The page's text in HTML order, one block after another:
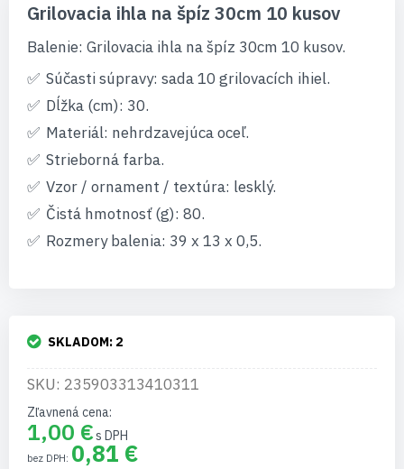
začiatok
galérie
obrázkov
Grilovacia ihla na špíz 30cm 10 kusov
Balenie: Grilovacia ihla na špíz 30cm 10 kusov.
Súčasti súpravy: sada 10 grilovacích ihiel.
Dĺžka (cm): 30.
Materiál: nehrdzavejúca oceľ.
Strieborná farba.
Vzor / ornament / textúra: lesklý.
Čistá hmotnosť (g): 80.
Rozmery balenia: 39 x 13 x 0,5.
SKLADOM: 2
SKU: 235903313410311
Zľavnená cena
1,00 €
0,81 €